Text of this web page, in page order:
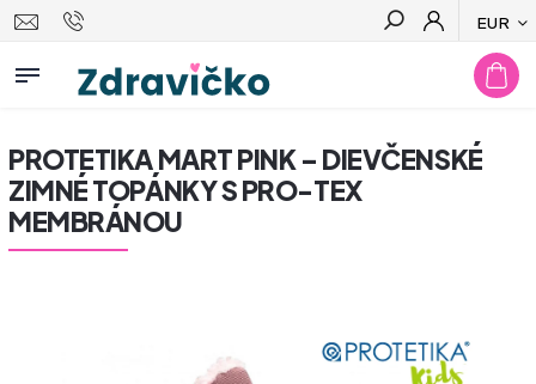
EUR
Hľadať
PROTETIKA MART PINK – DIEVČENSKÉ
ZIMNÉ TOPÁNKY S PRO-TEX
MEMBRÁNOU